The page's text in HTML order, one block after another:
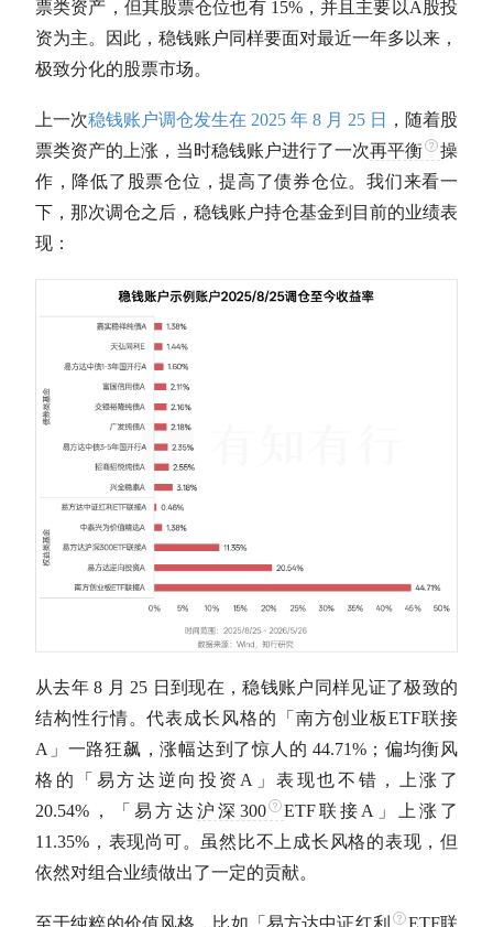
票类资产，但其股票仓位也有 15%，并且主要以A股投
资为主。因此，稳钱账户同样要面对最近一年多以来，
极致分化的股票市场。
上一次稳钱账户调仓发生在 2025 年 8 月 25 日
，随着股
票类资产的上涨，当时稳钱账户进行了一次再平衡
操
作，降低了股票仓位 ，提高了债券仓位。我们来看一
下，那次调仓之后，稳钱账户持仓基金到目前的业绩表
现：
从去年 8 月 25 日到现在，稳钱账户同样见证了极致的
结构性行情。代表成长风格的「南方创业板ETF联接
A」一路狂飙，涨幅达到了惊人的 44.71%；偏均衡风
格的「易方达逆向投资A」表现也不错，上涨了
20.54%，「易方达沪深300
ETF联接A」上涨了
11.35%，表现尚可。虽然比不上成长风格的表现，但
依然对组合业绩做出了一定的贡献。
至于纯粹的价值风格，比如「易方达中证红利
ETF联